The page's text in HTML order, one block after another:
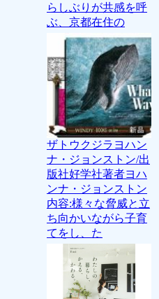
らしぶりが共感を呼
ぶ、京都在住の
ザトウクジラヨハン
ナ・ジョンストン/出
版社好学社著者ヨハ
ンナ・ジョンストン
内容:様々な脅威と立
ち向かいながら子育
てをし、た